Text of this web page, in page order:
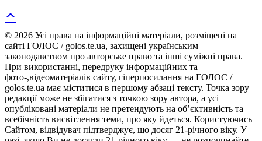
© 2026 Усі права на інформаційні матеріали, розміщені на
сайті ГОЛОС / golos.te.ua, захищені українським
законодавством про авторське право та інші суміжні права.
При використанні, передруку інформаційних та
фото-,відеоматеріалів сайту, гіперпосилання на ГОЛОС /
golos.te.ua має міститися в першому абзаці тексту. Точка зору
редакції може не збігатися з точкою зору автора, а усі
опубліковані матеріали не претендують на об’єктивність та
всебічність висвітлення теми, про яку йдеться. Користуючись
Сайтом, відвідувач підтверджує, що досяг 21-річного віку. У